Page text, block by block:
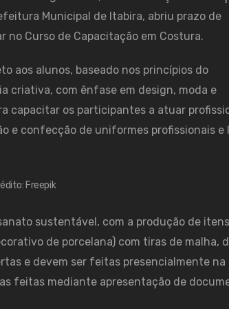
Municipal de Itabira, abriu prazo de
Curso de Capacitação em Costura.
aos alunos, baseado nos princípios do
criativa, com ênfase em design, moda e
capacitar os participantes a atuar
e confecção de uniformes profissionais e
Freepik
sustentável, com a produção de
de porcelana) com tiras de malha,
e devem ser feitas presencialmente na
feitas mediante apresentação de